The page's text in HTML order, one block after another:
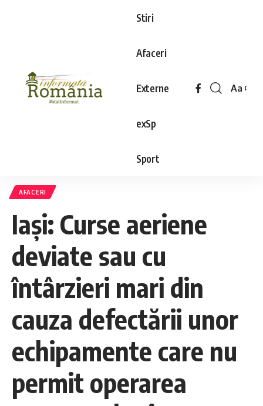
Stiri
Afaceri
Externe
exSp
Sport
Aa
AFACERI
Iaşi: Curse aeriene
deviate sau cu
întârzieri mari din
cauza defectării unor
echipamente care nu
permit operarea